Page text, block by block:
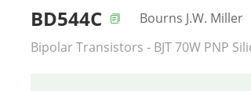
BD544C
Bourns J.W. Miller
Bipolar Transistors - BJT 70W PNP